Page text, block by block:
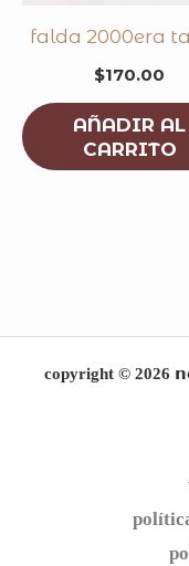
falda 2000era
$170.00
AÑADIR AL
CARRITO
copyright © 2026